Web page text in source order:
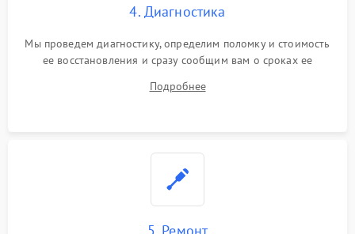
4. Диагностика
Мы проведем диагностику, определим поломку и стоимость
ее восстановления и сразу сообщим вам о сроках ее
Подробнее
5. Ремонт